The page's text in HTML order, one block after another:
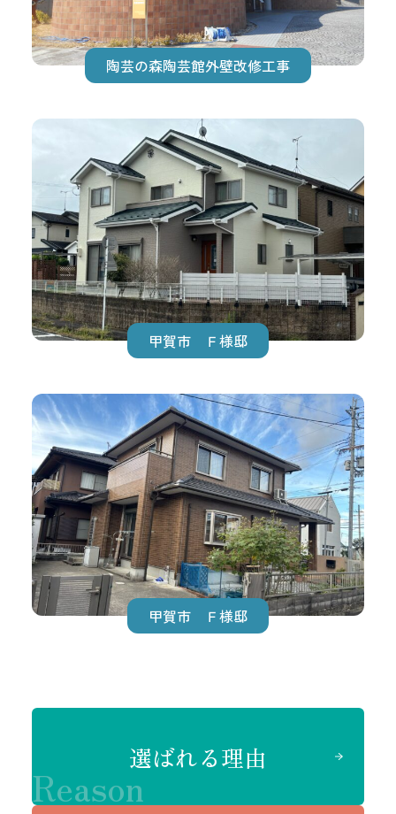
陶芸の森陶芸館外壁改修工事
甲賀市 Ｆ様邸
甲賀市 Ｆ様邸
選ばれる理由
Reason